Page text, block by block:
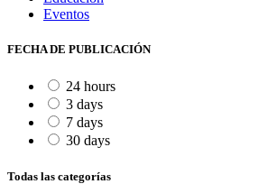
Eventos
FECHA DE PUBLICACIÓN
24 hours
3 days
7 days
30 days
Todas las categorías